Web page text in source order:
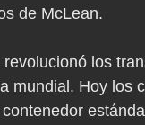
de McLean.
los
mundial. Hoy los